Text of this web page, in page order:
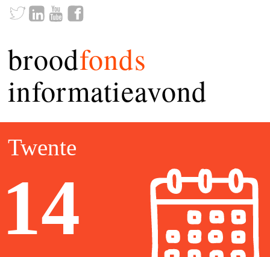
broodfonds
informatieavond
Twente
14